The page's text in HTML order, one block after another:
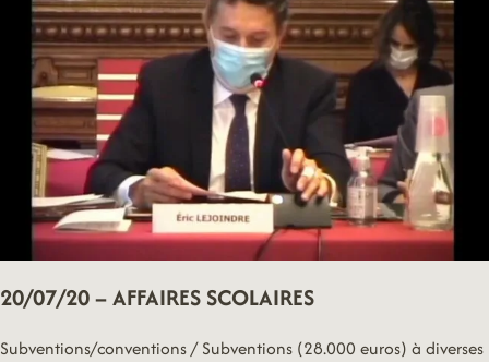
20/07/20 – AFFAIRES SCOLAIRES
Subventions/conventions / Subventions (28.000 euros) à diverses